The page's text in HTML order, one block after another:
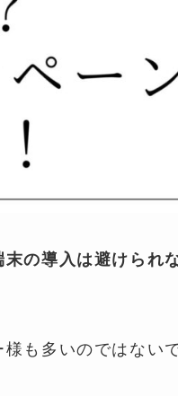
末の導入は避けられ
も多いのではない